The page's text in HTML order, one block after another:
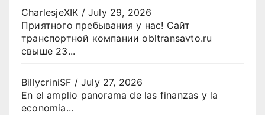
CharlesjeXIK /July 29, 2026
Приятного пребывания у нас! Сайт
транспортной компании obltransavto.ru
свыше 23...
BillycriniSF /July 27, 2026
En el amplio panorama de las finanzas y la
economia...